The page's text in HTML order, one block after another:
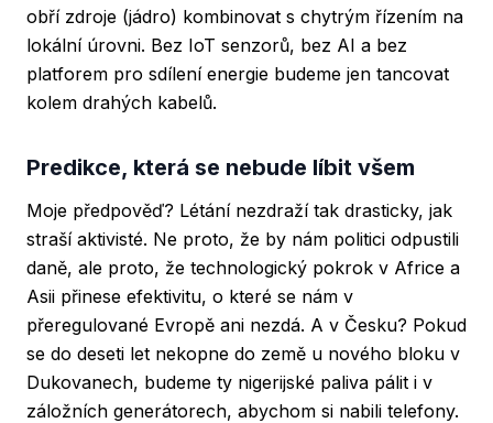
obří zdroje (jádro) kombinovat s chytrým řízením na
lokální úrovni. Bez IoT senzorů, bez AI a bez
platforem pro sdílení energie budeme jen tancovat
kolem drahých kabelů.
Predikce, která se nebude líbit všem
Moje předpověď? Létání nezdraží tak drasticky, jak
straší aktivisté. Ne proto, že by nám politici odpustili
daně, ale proto, že technologický pokrok v Africe a
Asii přinese efektivitu, o které se nám v
přeregulované Evropě ani nezdá. A v Česku? Pokud
se do deseti let nekopne do země u nového bloku v
Dukovanech, budeme ty nigerijské paliva pálit i v
záložních generátorech, abychom si nabili telefony.